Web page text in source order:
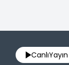
CanlıYayın